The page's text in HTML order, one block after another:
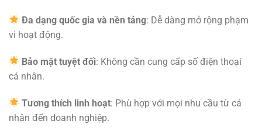
Đa dạng quốc gia và nền tảng: Dễ dàng mở rộng phạm
vi hoạt động.
Bảo mật tuyệt đối: Không cần cung cấp số điện thoại
cá nhân.
Tương thích linh hoạt: Phù hợp với mọi nhu cầu từ cá
nhân đến doanh nghiệp.